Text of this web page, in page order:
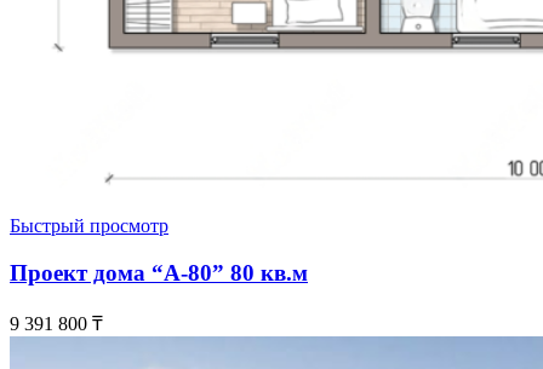
Быстрый просмотр
Проект дома “А-80” 80 кв.м
9 391 800 ₸